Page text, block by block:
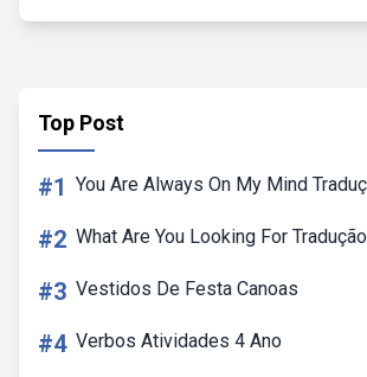
Top Post
#1 You Are Always On My Mind
#2 What Are You Looking For Tradução
#3 Vestidos De Festa Canoas
#4 Verbos Atividades 4 Ano